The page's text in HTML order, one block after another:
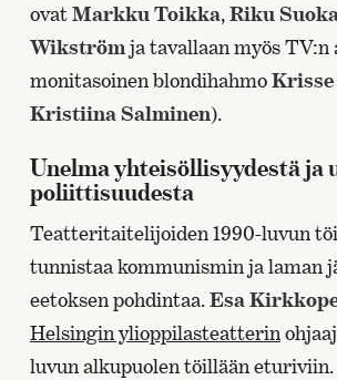
ovatMarkku Toikka,Riku
Wikström ja tavallaan myös TV:n
monitasoinen blondihahmoKrisse
Kristiina Salminen).
Unelma yhteisöllisyydestä ja
poliittisuudesta
Teatteritaitelijoiden 1990-luvun
tunnistaa kommunismin ja laman
eetoksen pohdintaa.Esa
Helsingin ylioppilasteatterin
luvun alkupuolen töillään